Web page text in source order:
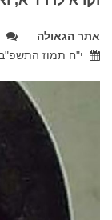
אתר הגאולה
י"ח תמוז התשפ"ב, 17.07.2022,